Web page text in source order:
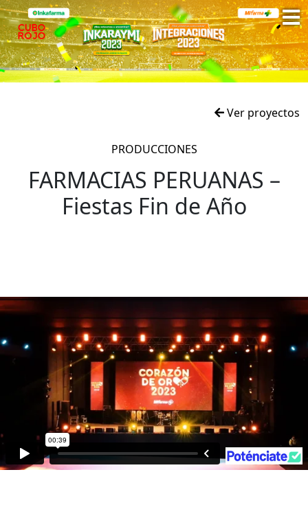
Ver proyectos
PRODUCCIONES
FARMACIAS PERUANAS –
Fiestas Fin de Año